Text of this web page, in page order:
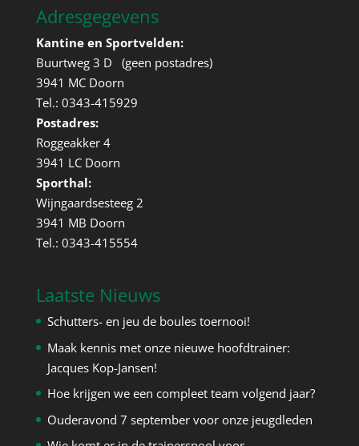
Adresgegevens
Kantine en Sportvelden:
Buurtweg 3 D (geen postadres)
3941 MC Doorn
Tel.: 0343-415929
Postadres:
Roggeakker 4
3941 LC Doorn
Sporthal:
Wijngaardsesteeg 2
3941 MB Doorn
Tel.: 0343-415554
Laatste Nieuws
Schutters- en jeu de boules toernooi!
Maak kennis met onze nieuwe hoofdtrainer:
Jacques Kop-Jansen!
Hoe krijgen we een compleet team volgend jaar?
Ouderavond 7 september voor onze jeugdleden